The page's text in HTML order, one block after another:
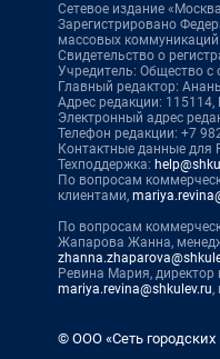
Сетевое издание
Зарегистрировано
массовых
Свидетельство о
Учредитель: Общество
Главный редактор:
Адрес редакции: 115114,
Электронный адрес
Телефон редакции: +7
Контактные данные для
Техподдержка:
По вопросам
клиентами,
По вопросам
Жапарова Жанна,
Ревина Мария,
mariya.revina@shkulev.ru,
© ООО «Сеть городских